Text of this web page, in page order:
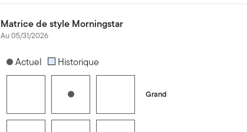
Matrice de style Morningstar
Au 05/31/2026
[products.morningstar-stylebox-title-sr-equity]
Actuel Historique
Grand